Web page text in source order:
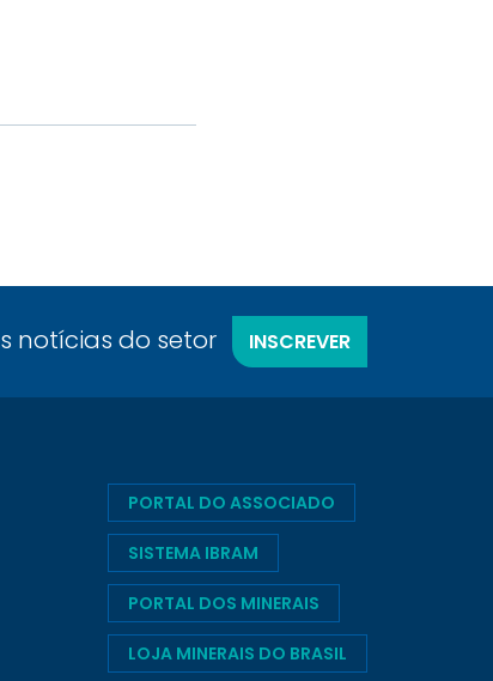
notícias do setor INSCREVER
PORTAL DO ASSOCIADO
SISTEMA IBRAM
PORTAL DOS MINERAIS
LOJA MINERAIS DO BRASIL